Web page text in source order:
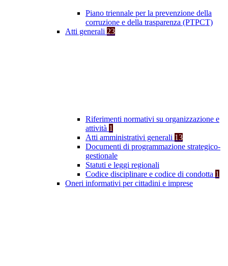
Piano triennale per la prevenzione della
corruzione e della trasparenza (PTPCT)
Atti generali 23
Riferimenti normativi su organizzazione e
attività 1
Atti amministrativi generali 13
Documenti di programmazione strategico-
gestionale
Statuti e leggi regionali
Codice disciplinare e codice di condotta 1
Oneri informativi per cittadini e imprese